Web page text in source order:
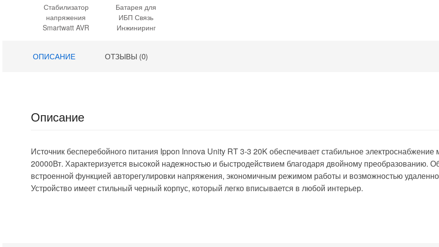
Стабилизатор
напряжения
Smartwatt AVR
Батарея для
ИБП Связь
Инжиниринг
СИПБ1БА.10-11
ОПИСАНИЕ ОТЗЫВЫ (0)
Описание
Источник бесперебойного питания Ippon Innova Unity RT 3-3 20K обеспечивает стабильное
20000Вт. Характеризуется высокой надежностью и быстродействием благодаря двойному преобразованию.
встроенной функцией авторегулировки напряжения, экономичным режимом работы и возможностью
Устройство имеет стильный черный корпус, который легко вписывается в любой интерьер.